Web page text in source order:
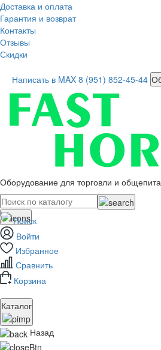
Доставка и оплата
Гарантия и возврат
Контакты
Отзывы
Скидки
Написать в MAX 8 (951) 852-45-44
Оборудование для торговли и общепита
Поиск
Войти
Избранное
Сравнить
Корзина
Каталог
Назад